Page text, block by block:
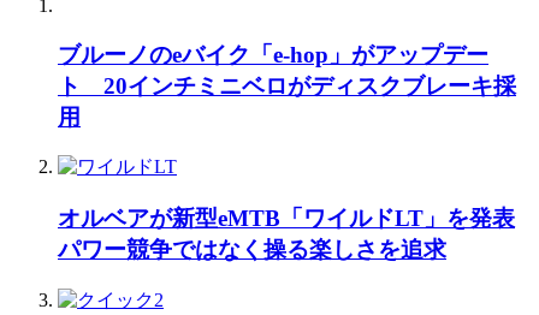
ブルーノのeバイク「e-hop」がアップデー
ト 20インチミニベロがディスクブレーキ採
用
オルベアが新型eMTB「ワイルドLT」を発表
パワー競争ではなく操る楽しさを追求